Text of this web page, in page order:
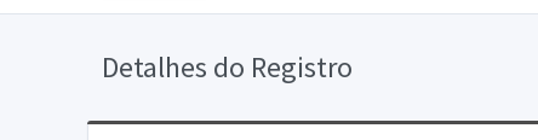
Detalhes do Registro